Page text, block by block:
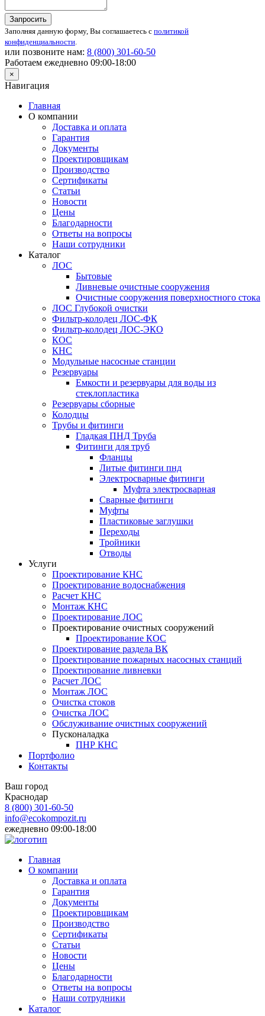
Запросить
Заполняя данную форму, Вы соглашаетесь с политикой
конфиденциальности.
или позвоните нам: 8 (800) 301-60-50
Работаем ежедневно 09:00-18:00
×
Навигация
Главная
О компании
Доставка и оплата
Гарантия
Документы
Проектировщикам
Производство
Сертификаты
Статьи
Новости
Цены
Благодарности
Ответы на вопросы
Наши сотрудники
Каталог
ЛОС
Бытовые
Ливневые очистные сооружения
Очистные сооружения поверхностного стока
ЛОС Глубокой очистки
Фильтр-колодец ЛОС-ФК
Фильтр-колодец ЛОС-ЭКО
КОС
КНС
Модульные насосные станции
Резервуары
Емкости и резервуары для воды из
стеклопластика
Резервуары сборные
Колодцы
Трубы и фитинги
Гладкая ПНД Труба
Фитинги для труб
Фланцы
Литые фитинги пнд
Электросварные фитинги
Муфта электросварная
Сварные фитинги
Муфты
Пластиковые заглушки
Переходы
Тройники
Отводы
Услуги
Проектирование КНС
Проектирование водоснабжения
Расчет КНС
Монтаж КНС
Проектирование ЛОС
Проектирование очистных сооружений
Проектирование КОС
Проектирование раздела ВК
Проектирование пожарных насосных станций
Проектирование ливневки
Расчет ЛОС
Монтаж ЛОС
Очистка стоков
Очистка ЛОС
Обслуживание очистных сооружений
Пусконаладка
ПНР КНС
Портфолио
Контакты
Ваш город
Краснодар
8 (800) 301-60-50
info@ecokompozit.ru
ежедневно 09:00-18:00
Главная
О компании
Доставка и оплата
Гарантия
Документы
Проектировщикам
Производство
Сертификаты
Статьи
Новости
Цены
Благодарности
Ответы на вопросы
Наши сотрудники
Каталог